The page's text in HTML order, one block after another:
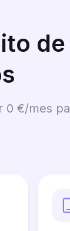
de
0 €/mes